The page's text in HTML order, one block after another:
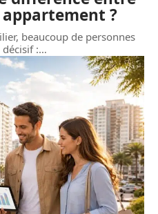
?
beaucoup de personnes
:…